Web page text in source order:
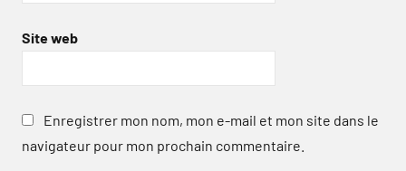
Site web
Enregistrer mon nom, mon e-mail et mon site dans le
navigateur pour mon prochain commentaire.